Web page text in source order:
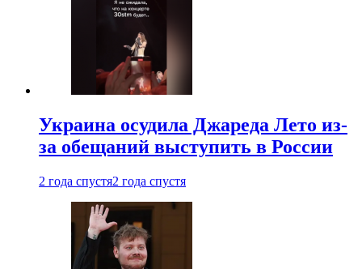
Украина осудила Джареда Лето из-
за обещаний выступить в России
2 года спустя2 года спустя